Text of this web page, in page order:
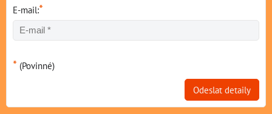
E-mail:*
* (Povinné)
Odeslat detaily